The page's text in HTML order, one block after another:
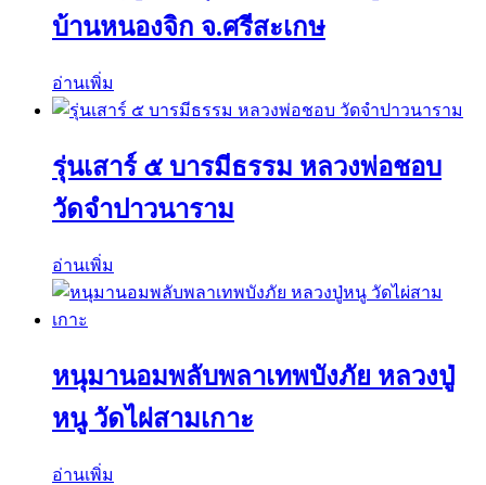
บ้านหนองจิก จ.ศรีสะเกษ
อ่านเพิ่ม
รุ่นเสาร์ ๕ บารมีธรรม หลวงพ่อชอบ
วัดจำปาวนาราม
อ่านเพิ่ม
หนุมานอมพลับพลาเทพบังภัย หลวงปู่
หนู วัดไผ่สามเกาะ
อ่านเพิ่ม